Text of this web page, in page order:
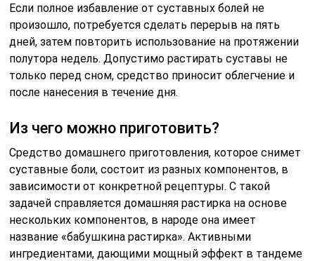
Если полное избавление от суставных болей не
произошло, потребуется сделать перерыв на пять
дней, затем повторить использование на протяжении
полутора недель. Допустимо растирать суставы не
только перед сном, средство приносит облегчение и
после нанесения в течение дня.
Из чего можно приготовить?
Средство домашнего приготовления, которое снимет
суставные боли, состоит из разных компонентов, в
зависимости от конкретной рецептуры. С такой
задачей справляется домашняя растирка на основе
нескольких компонентов, в народе она имеет
название «бабушкина растирка». Активными
ингредиентами, дающими мощный эффект в тандеме